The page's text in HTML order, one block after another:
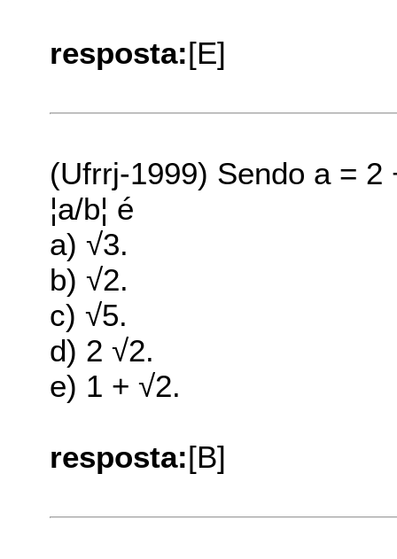
resposta:[E]
(Ufrrj-1999) Sendo a =
¦a/b¦ é
a) √3.
b) √2.
c) √5.
d) 2 √2.
e) 1 + √2.
resposta:[B]